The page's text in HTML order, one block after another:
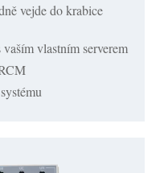
vejde do krabice
vlastním serverem